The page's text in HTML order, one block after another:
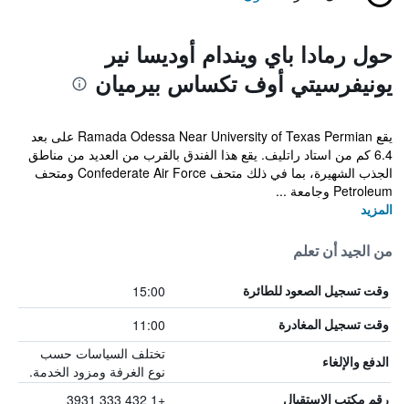
حول رمادا باي ويندام أوديسا نير
يونيفرسيتي أوف تكساس بيرميان
يقع Ramada Odessa Near University of Texas Permian على بعد
6.4 كم من استاد راتليف. يقع هذا الفندق بالقرب من العديد من مناطق
الجذب الشهيرة، بما في ذلك متحف Confederate Air Force ومتحف
Petroleum وجامعة ...
المزيد
من الجيد أن تعلم
وقت تسجيل الصعود للطائرة 15:00
وقت تسجيل المغادرة 11:00
الدفع والإلغاء
تختلف السياسات حسب
نوع الغرفة ومزود الخدمة.
رقم مكتب الاستقبال +1 432 333 3931